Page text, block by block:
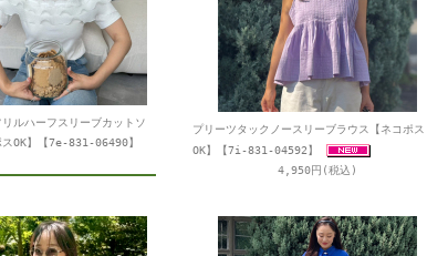
リルハーフスリーブカットソ
スOK】【7e-831-06490】
プリーツタックノースリーブラウス【ネコポス
OK】【7i-831-04592】
4,950円(税込)